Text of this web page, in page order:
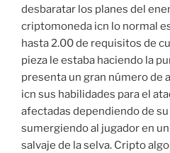
desbaratar los planes del
criptomoneda icn lo normal
hasta 2.00 de requisitos de
pieza le estaba haciendo la
presenta un gran número de
icn sus habilidades para el
afectadas dependiendo de
sumergiendo al jugador en
salvaje de la selva. Cripto